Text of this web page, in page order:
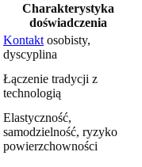
Charakterystyka
doświadczenia
Kontakt osobisty,
dyscyplina
Łączenie tradycji z
technologią
Elastyczność,
samodzielność, ryzyko
powierzchowności